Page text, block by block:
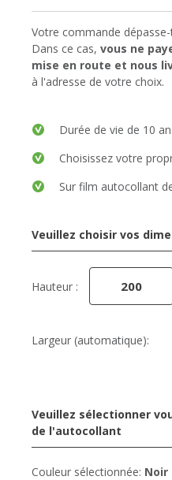
Votre commande
Dans ce cas,vous ne
mise en route et nous
à l'adresse de votre choix.
Durée de vie de 10
Choisissez votre
Sur film autocollant
Veuillez choisir vos
Hauteur :
Largeur (automatique):
Veuillez sélectionner
de l'autocollant
Couleur sélectionnée: Noir